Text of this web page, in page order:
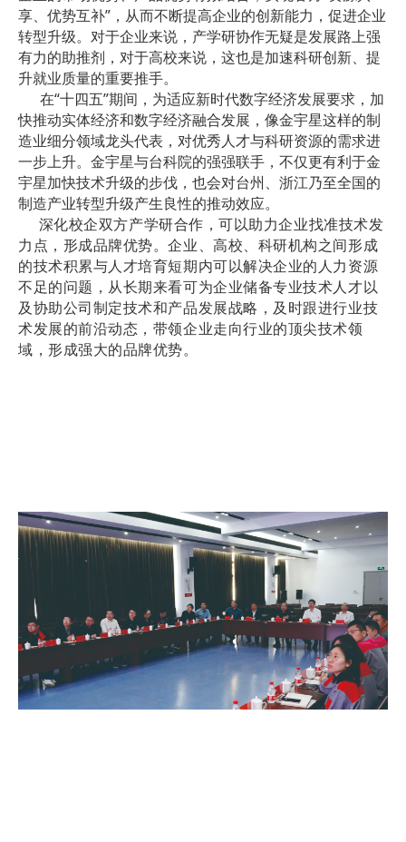
享、优势互补”，从而不断提高企业的创新能力，促进企业
转型升级。对于企业来说，产学研协作无疑是发展路上强
有力的助推剂，对于高校来说，这也是加速科研创新、提
升就业质量的重要推手。
在“十四五”期间，为适应新时代数字经济发展要求，加
快推动实体经济和数字经济融合发展，像金宇星这样的制
造业细分领域龙头代表，对优秀人才与科研资源的需求进
一步上升。金宇星与台科院的强强联手，不仅更有利于金
宇星加快技术升级的步伐，也会对台州、浙江乃至全国的
制造产业转型升级产生良性的推动效应。
深化校企双方产学研合作，可以助力企业找准技术发
力点，形成品牌优势。企业、高校、科研机构之间形成
的技术积累与人才培育短期内可以解决企业的人力资源
不足的问题，从长期来看可为企业储备专业技术人才以
及协助公司制定技术和产品发展战略，及时跟进行业技
术发展的前沿动态，带领企业走向行业的顶尖技术领
域，形成强大的品牌优势。